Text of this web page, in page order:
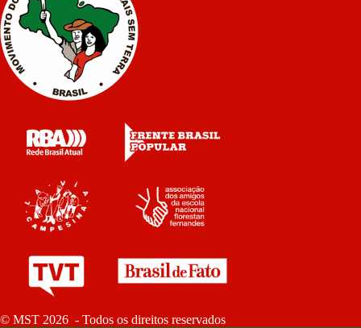
© MST 2026 - Todos os direitos reservados